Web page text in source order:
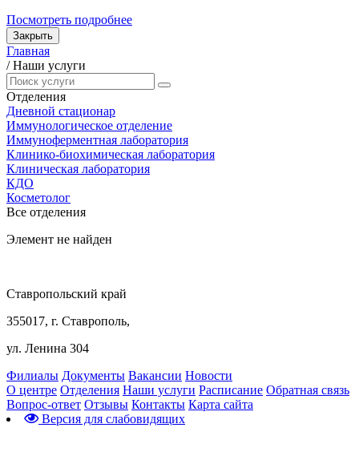
Посмотреть подробнее
Закрыть
Главная
/ Наши услуги
Отделения
Дневной стационар
Иммунологическое отделение
Иммуноферментная лаборатория
Клинико-биохимическая лаборатория
Клиническая лаборатория
КДО
Косметолог
Все отделения
Элемент не найден
Ставропольский край
355017, г. Ставрополь,
ул. Ленина 304
Филиалы Документы Вакансии Новости
О центре Отделения Наши услуги Расписание Обратная связь
Вопрос-ответ Отзывы Контакты Карта сайта
Версия для слабовидящих